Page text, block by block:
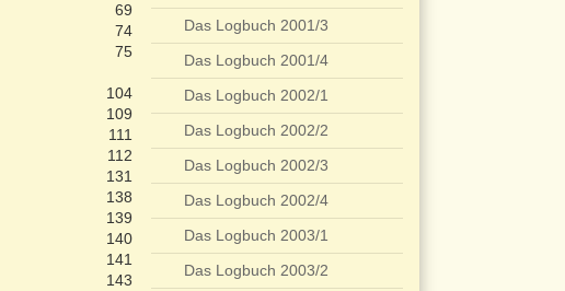
69
74
75
104
109
111
112
131
138
139
140
141
143
Das Logbuch 2001/3
Das Logbuch 2001/4
Das Logbuch 2002/1
Das Logbuch 2002/2
Das Logbuch 2002/3
Das Logbuch 2002/4
Das Logbuch 2003/1
Das Logbuch 2003/2